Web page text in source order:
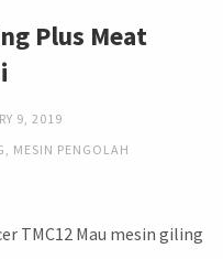
Plus Meat
9, 2019
, MESIN PENGOLAH
TMC12 Mau mesin giling